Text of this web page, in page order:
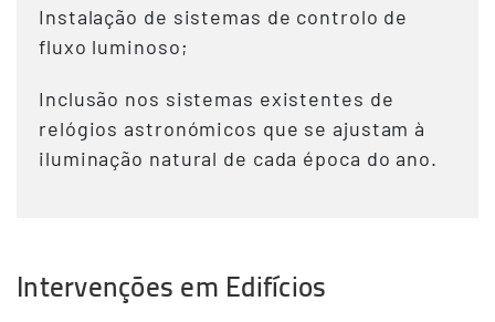
Instalação de sistemas de controlo de
fluxo luminoso;
Inclusão nos sistemas existentes de
relógios astronómicos que se ajustam à
iluminação natural de cada época do ano.
Intervenções em Edifícios